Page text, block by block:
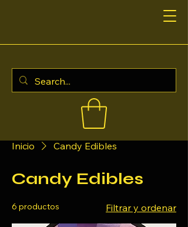
Inicio Candy Edibles
Candy Edibles
6 productos Filtrar y ordenar